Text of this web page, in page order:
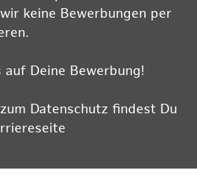
keine Bewerbungen per
Deine Bewerbung!
Datenschutz findest Du